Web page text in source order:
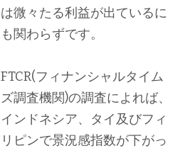
は微々たる利益が出ているに
も関わらずです。
FTCR(フィナンシャルタイム
ズ調査機関)の調査によれば、
インドネシア、タイ及びフィ
リピンで景況感指数が下がっ